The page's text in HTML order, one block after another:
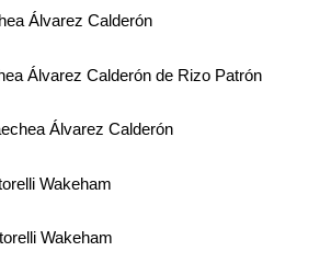
Álvarez Calderón
Álvarez Calderón de Rizo Patrón
Álvarez Calderón
Wakeham
Wakeham